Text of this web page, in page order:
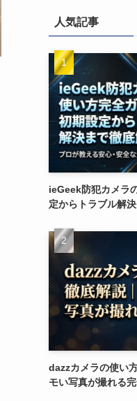
人気記事
ieGeek防犯カメラ
定からトラブル解
dazzカメラの使い
モい写真が撮れる